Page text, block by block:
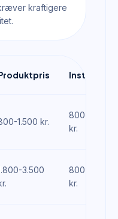
kraftigere
1.500 kr.
800-1.200
kr.
3.500
800-1.500
kr.